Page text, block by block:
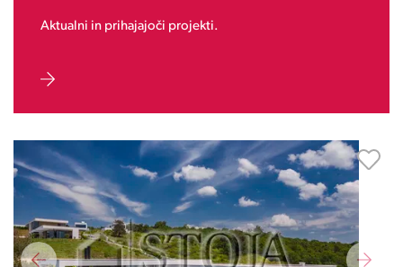
Aktualni in prihajajoči projekti.